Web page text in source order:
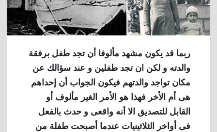
ربما قد يكون مشهد مألوفا أن تجد طفل برفقة
والدته و لكن ان تجد طفلين و عند سؤالك عن
مكان تواجد والدتهم فيكون الجواب أن إحداهم
هى أم الأخر فهذا هو الأمر الغير مألوف أو
القابل للتصديق الا أنه واقعى و حدث بالفعل
فى أواخر الثلاثينيات عندما أصبحت طفلة من